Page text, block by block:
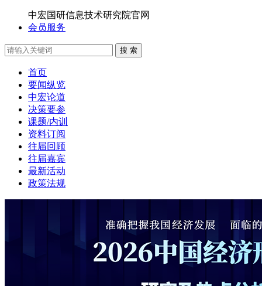
中宏国研信息技术研究院官网
会员服务
搜 索
首页
要闻纵览
中宏论道
决策要参
课题/内训
资料订阅
往届回顾
往届嘉宾
最新活动
政策法规